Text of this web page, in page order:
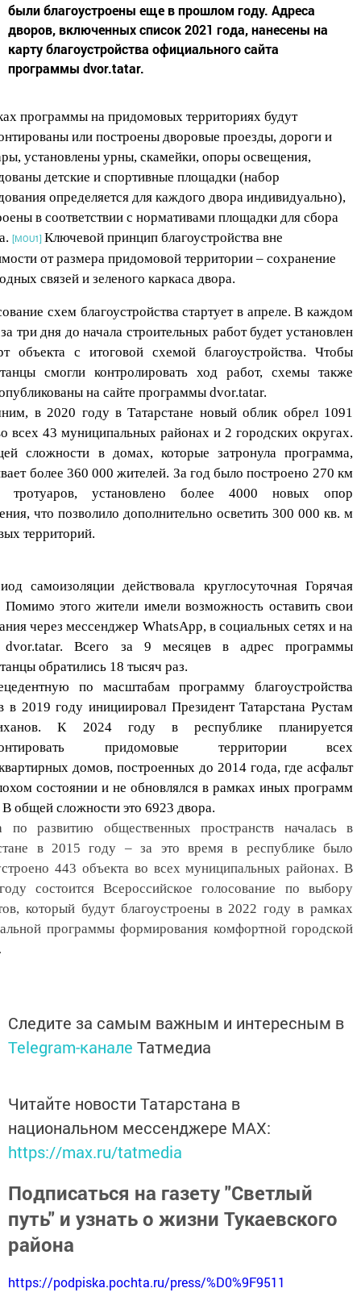
были благоустроены еще в прошлом году. Адреса
дворов, включенных список 2021 года, нанесены на
карту благоустройства официального сайта
программы dvor.tatar.
программы на придомовых территориях будут
или построены дворовые проезды, дороги и
установлены урны, скамейки, опоры освещения,
детские и спортивные площадки (набор
определяется для каждого двора индивидуально),
в соответствии с нормативами площадки для сбора
[MOU1] Ключевой принцип благоустройства вне
от размера придомовой территории – сохранение
связей и зеленого каркаса двора.
схем благоустройства стартует в апреле. В каждом
три дня до начала строительных работ будет установлен
объекта с итоговой схемой благоустройства. Чтобы
смогли контролировать ход работ, схемы также
на сайте программы dvor.tatar.
в 2020 году в Татарстане новый облик обрел 1091
всех 43 муниципальных районах и 2 городских округах.
сложности в домах, которые затронула программа,
более 360 000 жителей. За год было построено 270 км
тротуаров, установлено более 4000 новых опор
что позволило дополнительно осветить 300 000 кв. м
территорий.
самоизоляции действовала круглосуточная Горячая
Помимо этого жители имели возможность оставить свои
через мессенджер WhatsApp, в социальных сетях и на
dvor.tatar. Всего за 9 месяцев в адрес программы
обратились 18 тысяч раз.
по масштабам программу благоустройства
в 2019 году инициировал Президент Татарстана Рустам
К 2024 году в республике планируется
придомовые территории всех
домов, построенных до 2014 года, где асфальт
состоянии и не обновлялся в рамках иных программ
В общей сложности это 6923 двора.
по развитию общественных пространств началась в
в 2015 году – за это время в республике было
443 объекта во всех муниципальных районах. В
состоится Всероссийское голосование по выбору
который будут благоустроены в 2022 году в рамках
программы формирования комфортной городской
Следите за самым важным и интересным в
Telegram-канале Татмедиа
Читайте новости Татарстана в
национальном мессенджере MАХ:
https://max.ru/tatmedia
Подписаться на газету "Светлый
путь" и узнать о жизни Тукаевского
района
https://podpiska.pochta.ru/press/%D0%9F9511